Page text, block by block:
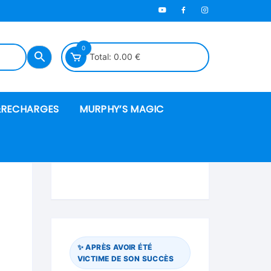
0
Total: 0.00 €
et cordes
MURPHY’S MAGIC
✨ APRÈS AVOIR ÉTÉ
VICTIME DE SON SUCCÈS